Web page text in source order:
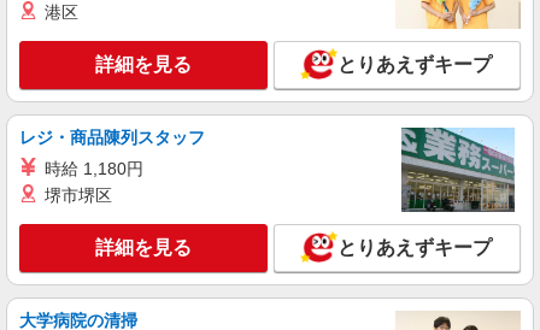
月給220000円〜240000円（経験・能力によ
る） 固定残業代:32000円〜48000円（20時間相
当） ※時間外手当は時間外労働の有無にかかわら
ず、固定残業代として支給し、相当時間を超える
時間外労働分は法定どおり追加で支給します。 ※
試用期間あり6ヶ月 ※残業代支給 ★交通費別途支
給（規定あり） ゜+゜・。○。・゜+゜・。
○。・゜+゜ 入社祝い金10万円支給(規定有) お友達
を紹介頂くと, インセンティブ支給(規定有) ゜・。
鹿児島県薩摩川内市のsoftbankショップ
キープ 詳細を見る
紹介予定派遣
株式会社シエロ
【docomo】の携帯販売スタッフ
時給1300円〜1350円（経験・能力による） ※
残業代支給 ★交通費別途支給（規定あり） ゜
+゜・。○。・゜+゜・。○。・゜+゜ 入社祝い金10
鹿児島県薩摩川内市のdocomoショップ
港区
詳細を見る とりあえずキープ
レジ・商品陳列スタッフ
時給 1,180円
堺市堺区
詳細を見る とりあえずキープ
大学病院の清掃